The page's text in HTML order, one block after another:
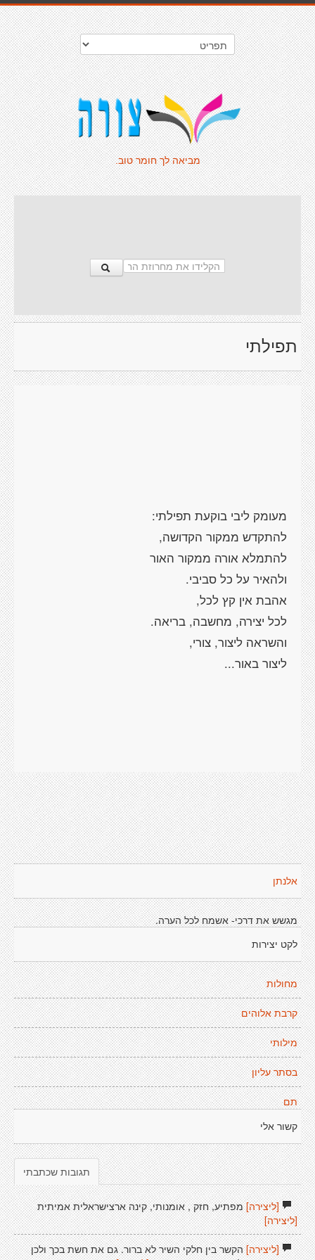
מביאה לך חומר טוב.
תפילתי
אלנתן
מגשש את דרכי- אשמח לכל הערה.
לקט יצירות
מחולות
קרבת אלוהים
מילותי
בסתר עליון
תם
קשור אלי
תגובות שכתבתי
[ליצירה]מפתיע, חזק , אומנותי, קינה ארצישראלית אמיתית
[ליצירה]
[ליצירה]הקשר בין חלקי השיר לא ברור. גם את חשת בכך ולכן